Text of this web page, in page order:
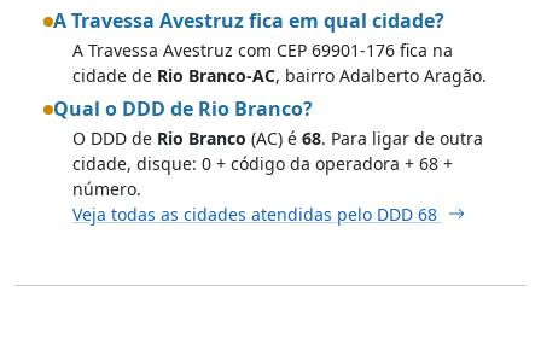
A Travessa Avestruz fica em qual cidade?
A Travessa Avestruz com CEP 69901-176 fica na
cidade de Rio Branco-AC, bairro Adalberto Aragão.
Qual o DDD de Rio Branco?
O DDD de Rio Branco (AC) é 68. Para ligar de outra
cidade, disque: 0 + código da operadora + 68 +
número.
Veja todas as cidades atendidas pelo DDD 68